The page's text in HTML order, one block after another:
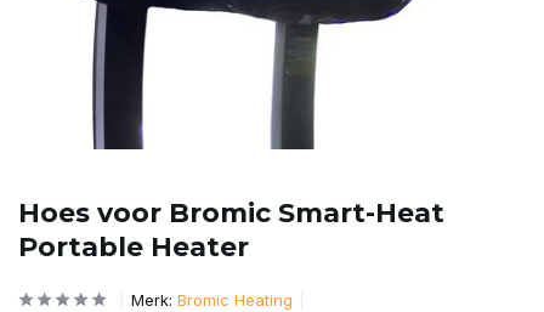
Hoes voor Bromic Smart-Heat
Portable Heater
Merk: Bromic Heating